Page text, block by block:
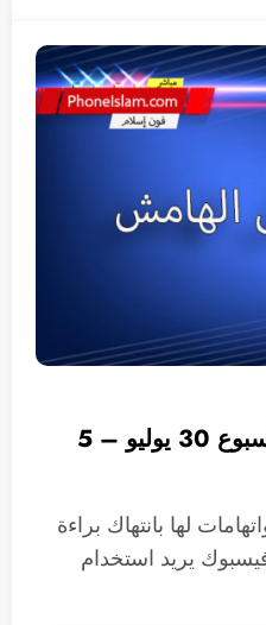
أخبار على الهامش الأسبوع 30 يوليو – 5
لها بانتهاك براءة
يريد استخدام